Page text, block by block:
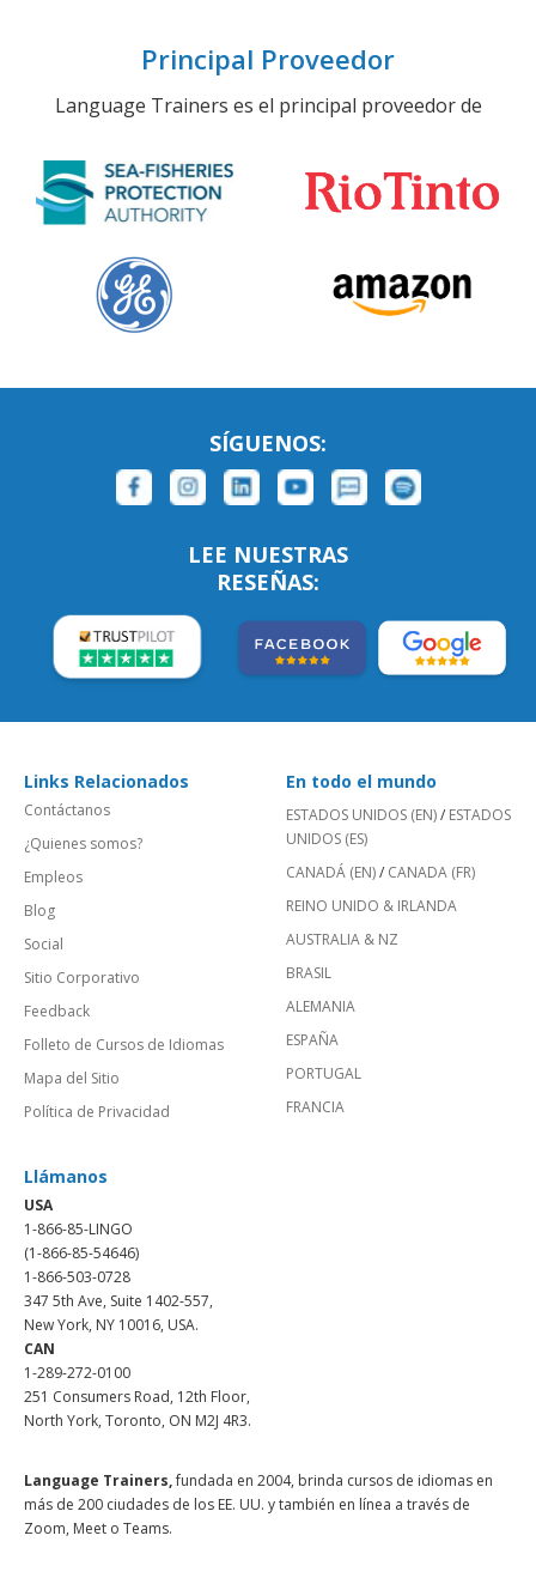
Principal Proveedor
Language Trainers es el principal proveedor de
SÍGUENOS:
LEE NUESTRAS
RESEÑAS:
Links Relacionados
Contáctanos
¿Quienes somos?
Empleos
Blog
Social
Sitio Corporativo
Feedback
Folleto de Cursos de Idiomas
Mapa del Sitio
Política de Privacidad
En todo el mundo
ESTADOS UNIDOS (EN)/ ESTADOS
UNIDOS (ES)
CANADÁ (EN)/ CANADA (FR)
REINO UNIDO & IRLANDA
AUSTRALIA & NZ
BRASIL
ALEMANIA
ESPAÑA
PORTUGAL
FRANCIA
Llámanos
USA
1-866-85-LINGO
(1-866-85-54646)
1-866-503-0728
347 5th Ave, Suite 1402-557,
New York, NY 10016, USA.
CAN
1-289-272-0100
251 Consumers Road, 12th Floor,
North York, Toronto, ON M2J 4R3.
Language Trainers,fundada en 2004, brinda cursos de idiomas en
más de 200 ciudades de los EE. UU. y también en línea a través de
Zoom, Meet o Teams.